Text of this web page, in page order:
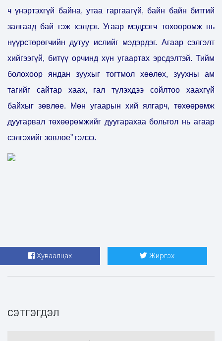
ч үнэртэхгүй байна, утаа гаргаагүй, байн байн битгий
залгаад бай гэж хэлдэг. Угаар мэдрэгч төхөөрөмж нь
нүүрстөрөгчийн дутуу ислийг мэдэрдэг. Агаар сэлгэлт
хийгээгүй, битүү орчинд хүн угаартах эрсдэлтэй. Тийм
болохоор яндан зуухыг тогтмол хөөлөх, зуухны ам
тагийг сайтар хаах, гал түлэхдээ сойлтоо хаахгүй
байхыг зөвлөе. Мөн угаарын хий ялгарч, төхөөрөмж
дуугарвал төхөөрөмжийг дуугарахаа больтол нь агаар
сэлгэхийг зөвлөе” гэлээ.
Хуваалцах Жиргэх
СЭТГЭГДЭЛ